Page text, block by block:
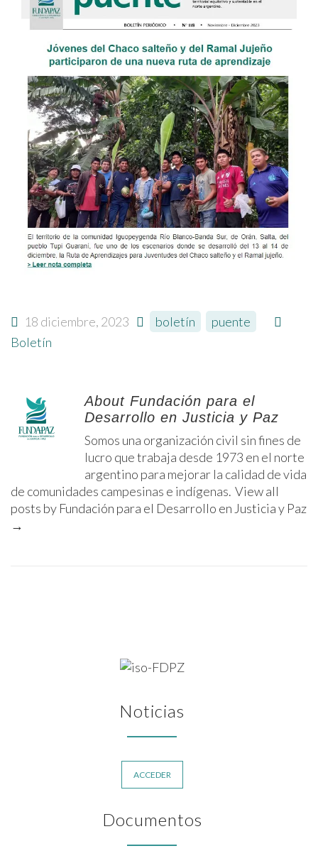
18 diciembre, 2023 boletín
puente
Boletín
About Fundación para el
Desarrollo en Justicia y Paz
Somos una organización civil sin fines de
lucro que trabaja desde 1973 en el norte
argentino para mejorar la calidad de vida
de comunidades campesinas e indígenas. View all
posts by Fundación para el Desarrollo en Justicia y Paz
→
Noticias
ACCEDER
Documentos